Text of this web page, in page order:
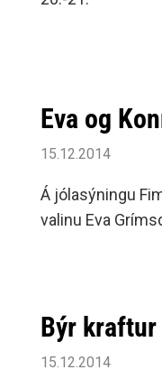
Siðareglur Umf.
Eva og
15.12.2014
Á jólasýningu
valinu Eva
Býr kraftur
15.12.2014